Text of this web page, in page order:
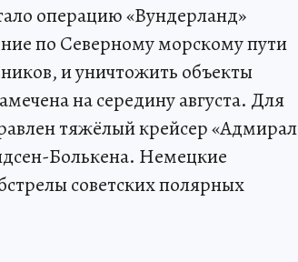
операцию «Вундерланд»
по Северному морскому пути
и уничтожить объекты
на середину августа. Для
тяжёлый крейсер «Адмирал
Болькена. Немецкие
советских полярных